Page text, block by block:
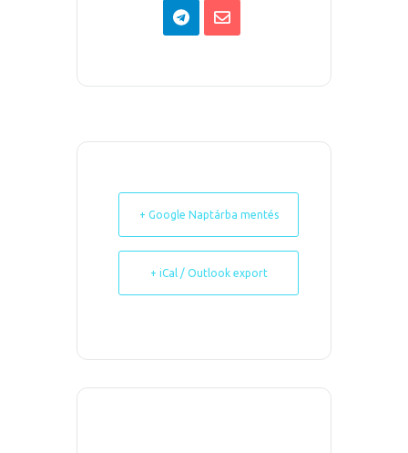
+ Google Naptárba mentés
+ iCal / Outlook export